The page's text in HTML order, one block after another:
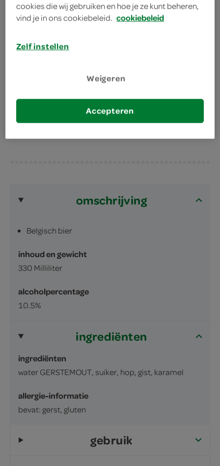
Let op: aanbiedingen zijn niet zichtbaar bij de
verwerkt in de winkelmand.
een zwartbruin bier van hoge gisting
heeft een rijk aroma.
krachtige zoete smaak
omschrijving
Belgisch bier
inhoud en gewicht
330 Milliliter
alcoholpercentage
10.5%
ingrediënten
ingrediënten
water GERSTEMOUT, suiker, hop, gist, karamel
allergie-informatie
bevat: gerst, gluten
gebruik
cookies die wij gebruiken en hoe je ze kunt beheren,
vind je in ons cookiebeleid. cookiebeleid
Zelf instellen
Weigeren
Accepteren